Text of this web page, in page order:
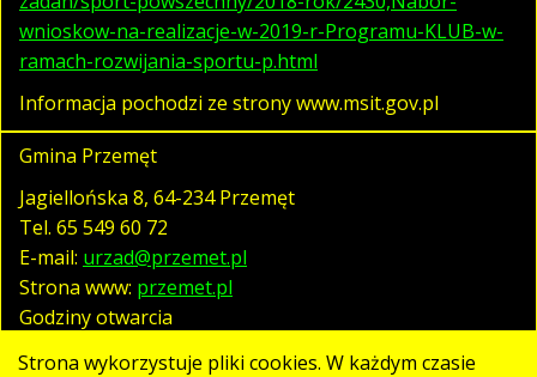
wnioskow-na-realizacje-w-2019-r-Programu-KLUB-w-
ramach-rozwijania-sportu-p.html
Informacja pochodzi ze strony www.msit.gov.pl
Gmina Przemęt
Jagiellońska 8, 64-234 Przemęt
Tel. 65 549 60 72
E-mail: urzad@przemet.pl
Strona www: przemet.pl
Godziny otwarcia
pn. - pt. 07:30 - 15:30
Strona wykorzystuje pliki cookies. W każdym czasie